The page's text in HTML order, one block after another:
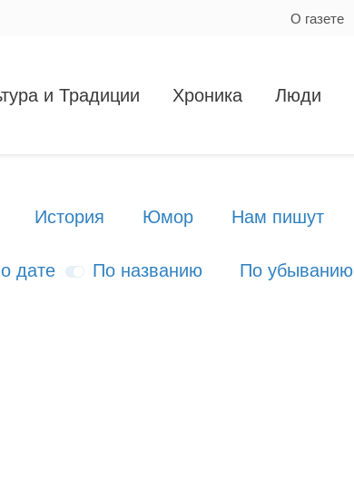
О газете
и Традиции Хроника Люди
История Юмор Нам пишут
дате По названию По убыванию